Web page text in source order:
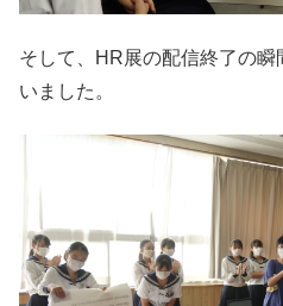
そして、HR展の配信終了の
いました。